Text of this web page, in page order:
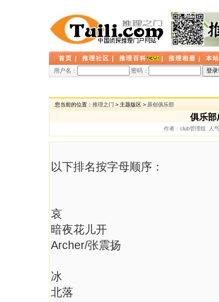
首页 推理社区 推理百科 推理相册
本
用户名：
密码：
您当前的位置： 推理之门 > 主题版区 > 原创俱乐部
俱乐部
作者：club管理组 人
以下排名按字母顺序：
哀
暗夜花儿开
Archer/张震扬
冰
北落